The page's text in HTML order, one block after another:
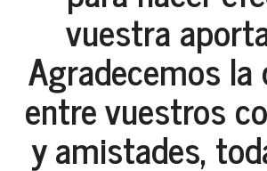
vuestra
Agradecemos
entre vuestros
y amistades,